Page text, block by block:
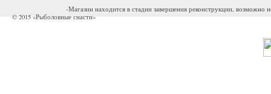
-Магазин находится в стадии завершения реконструкции, возможно
© 2015 «Рыболовные снасти»